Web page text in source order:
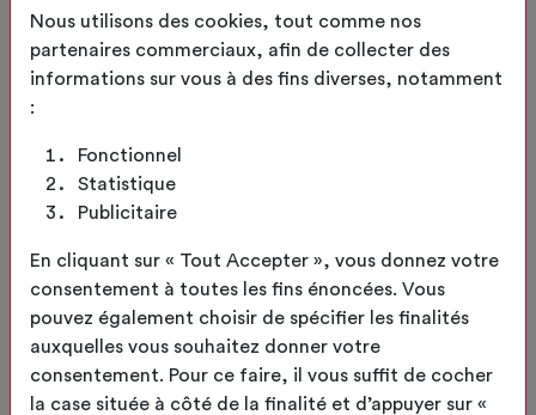
Nous utilisons des cookies, tout comme nos
partenaires commerciaux, afin de collecter des
informations sur vous à des fins diverses, notamment
:
Fonctionnel
Statistique
Publicitaire
En cliquant sur « Tout Accepter », vous donnez votre
consentement à toutes les fins énoncées. Vous
pouvez également choisir de spécifier les finalités
auxquelles vous souhaitez donner votre
consentement. Pour ce faire, il vous suffit de cocher
la case située à côté de la finalité et d’appuyer sur «
LARGEUR DES BARRES DE TRAVÉES
mm
CONTINUER
2 Toile/Coloris